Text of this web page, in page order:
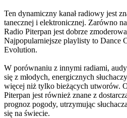
Ten dynamiczny kanał radiowy jest
tanecznej i elektronicznej. Zarówno
Radio Piterpan jest dobrze
Najpopularniejsze playlisty to Dance
Evolution.
W porównaniu z innymi radiami,
się z młodych, energicznych
więcej niż tylko bieżących utworów.
Piterpan jest również znane z
prognoz pogody, utrzymując
się na świecie.